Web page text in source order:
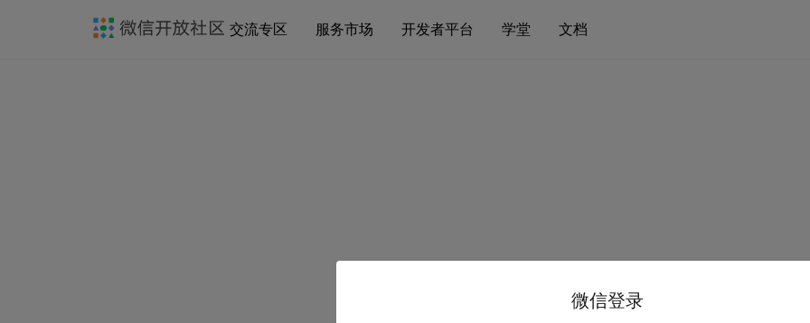
交流专区 服务市场 开发者平台 学堂 文档
微信登录